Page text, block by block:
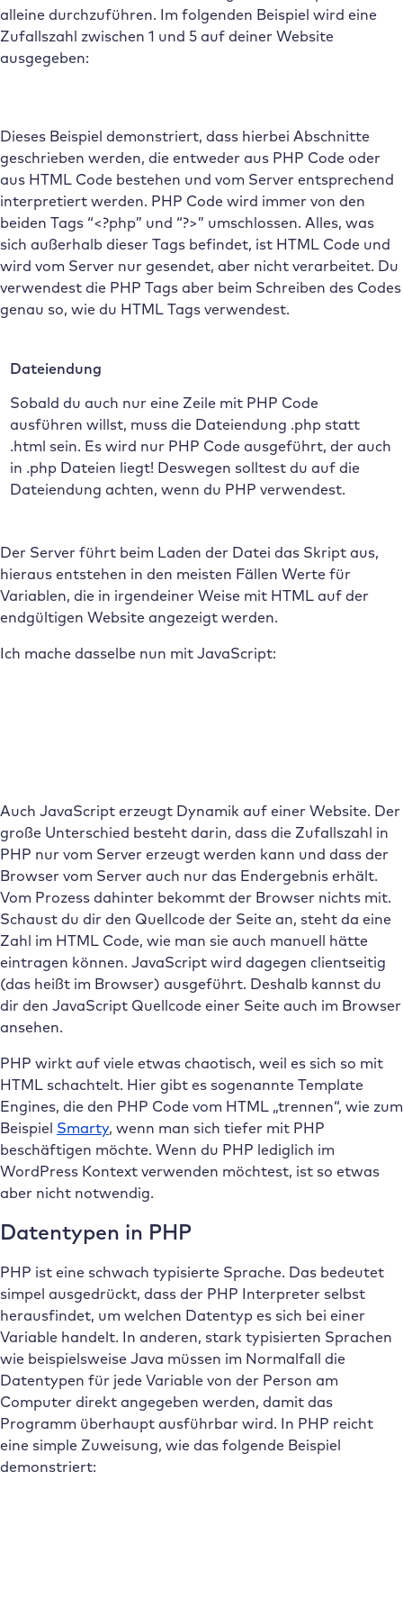
alleine durchzuführen. Im folgenden Beispiel wird eine
Zufallszahl zwischen 1 und 5 auf deiner Website
ausgegeben:
Dieses Beispiel demonstriert, dass hierbei Abschnitte
geschrieben werden, die entweder aus PHP Code oder
aus HTML Code bestehen und vom Server entsprechend
interpretiert werden. PHP Code wird immer von den
beiden Tags “<?php” und “?>” umschlossen. Alles, was
sich außerhalb dieser Tags befindet, ist HTML Code und
wird vom Server nur gesendet, aber nicht verarbeitet. Du
verwendest die PHP Tags aber beim Schreiben des Codes
genau so, wie du HTML Tags verwendest.
Dateiendung
Sobald du auch nur eine Zeile mit PHP Code
ausführen willst, muss die Dateiendung .php statt
.html sein. Es wird nur PHP Code ausgeführt, der auch
in .php Dateien liegt! Deswegen solltest du auf die
Dateiendung achten, wenn du PHP verwendest.
Der Server führt beim Laden der Datei das Skript aus,
hieraus entstehen in den meisten Fällen Werte für
Variablen, die in irgendeiner Weise mit HTML auf der
endgültigen Website angezeigt werden.
Ich mache dasselbe nun mit JavaScript:
Auch JavaScript erzeugt Dynamik auf einer Website. Der
große Unterschied besteht darin, dass die Zufallszahl in
PHP nur vom Server erzeugt werden kann und dass der
Browser vom Server auch nur das Endergebnis erhält.
Vom Prozess dahinter bekommt der Browser nichts mit.
Schaust du dir den Quellcode der Seite an, steht da eine
Zahl im HTML Code, wie man sie auch manuell hätte
eintragen können. JavaScript wird dagegen clientseitig
(das heißt im Browser) ausgeführt. Deshalb kannst du
dir den JavaScript Quellcode einer Seite auch im Browser
ansehen.
PHP wirkt auf viele etwas chaotisch, weil es sich so mit
HTML schachtelt. Hier gibt es sogenannte Template
Engines, die den PHP Code vom HTML „trennen“, wie zum
Beispiel Smarty, wenn man sich tiefer mit PHP
beschäftigen möchte. Wenn du PHP lediglich im
WordPress Kontext verwenden möchtest, ist so etwas
aber nicht notwendig.
Datentypen in PHP
PHP ist eine schwach typisierte Sprache. Das bedeutet
simpel ausgedrückt, dass der PHP Interpreter selbst
herausfindet, um welchen Datentyp es sich bei einer
Variable handelt. In anderen, stark typisierten Sprachen
wie beispielsweise Java müssen im Normalfall die
Datentypen für jede Variable von der Person am
Computer direkt angegeben werden, damit das
Programm überhaupt ausführbar wird. In PHP reicht
eine simple Zuweisung, wie das folgende Beispiel
demonstriert: